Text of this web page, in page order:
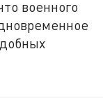
военного